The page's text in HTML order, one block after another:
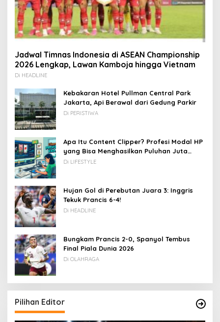
Jadwal Timnas Indonesia di ASEAN Championship
2026 Lengkap, Lawan Kamboja hingga Vietnam
Di HEADLINE
Kebakaran Hotel Pullman Central Park
Jakarta, Api Berawal dari Gedung Parkir
Di PERISTIWA
Apa Itu Content Clipper? Profesi Modal HP
yang Bisa Menghasilkan Puluhan Juta
Rupiah
Di LIFESTYLE
Hujan Gol di Perebutan Juara 3: Inggris
Tekuk Prancis 6-4!
Di HEADLINE
Bungkam Prancis 2-0, Spanyol Tembus
Final Piala Dunia 2026
Di OLAHRAGA
Pilihan Editor